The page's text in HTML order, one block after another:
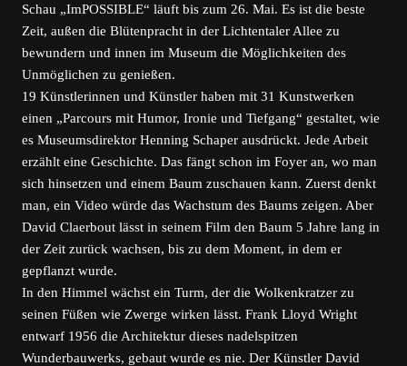
Schau „ImPOSSIBLE“ läuft bis zum 26. Mai. Es ist die beste
Zeit, außen die Blütenpracht in der Lichtentaler Allee zu
bewundern und innen im Museum die Möglichkeiten des
Unmöglichen zu genießen.
19 Künstlerinnen und Künstler haben mit 31 Kunstwerken
einen „Parcours mit Humor, Ironie und Tiefgang“ gestaltet, wie
es Museumsdirektor Henning Schaper ausdrückt. Jede Arbeit
erzählt eine Geschichte. Das fängt schon im Foyer an, wo man
sich hinsetzen und einem Baum zuschauen kann. Zuerst denkt
man, ein Video würde das Wachstum des Baums zeigen. Aber
David Claerbout lässt in seinem Film den Baum 5 Jahre lang in
der Zeit zurück wachsen, bis zu dem Moment, in dem er
gepflanzt wurde.
In den Himmel wächst ein Turm, der die Wolkenkratzer zu
seinen Füßen wie Zwerge wirken lässt. Frank Lloyd Wright
entwarf 1956 die Architektur dieses nadelspitzen
Wunderbauwerks, gebaut wurde es nie. Der Künstler David